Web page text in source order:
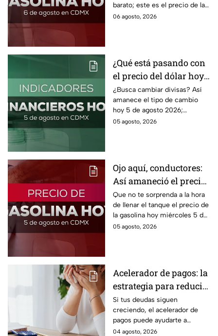
barato; este es el precio de la
gasolina para hoy jueves 6 de
06 agosto, 2026
¿Qué está pasando con
el precio del dólar hoy
miércoles 5 de agosto
2026?
¿Busca cambiar divisas? Así
amanece el tipo de cambio
hoy 5 de agosto 2026;
consulta el precio del dólar
05 agosto, 2026
Ojo aquí, conductores:
Así amaneció el precio
de la gasolina HOY
Que no te sorprenda a la hora
de llenar el tanque el precio de
la gasolina hoy miércoles 5 de
agosto 2026; aquí te dejamos
05 agosto, 2026
Acelerador de pagos: la
estrategia para reducir
tus deudas más rápido
y recuperar el control
de tus finanzas
Si tus deudas siguen
creciendo, el acelerador de
pagos puede ayudarte a
ordenar tus finanzas, priorizar
04 agosto, 2026